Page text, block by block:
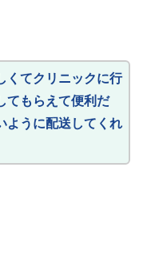
くてクリニックに行
てもらえて便利だ
ように配送してくれ